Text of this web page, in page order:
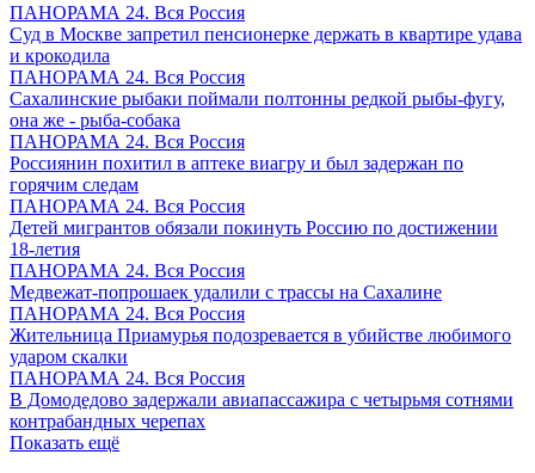
ПАНОРАМА 24. Вся Россия
Суд в Москве запретил пенсионерке держать в квартире удава
и крокодила
ПАНОРАМА 24. Вся Россия
Сахалинские рыбаки поймали полтонны редкой рыбы-фугу,
она же - рыба-собака
ПАНОРАМА 24. Вся Россия
Россиянин похитил в аптеке виагру и был задержан по
горячим следам
ПАНОРАМА 24. Вся Россия
Детей мигрантов обязали покинуть Россию по достижении
18-летия
ПАНОРАМА 24. Вся Россия
Медвежат-попрошаек удалили с трассы на Сахалине
ПАНОРАМА 24. Вся Россия
Жительница Приамурья подозревается в убийстве любимого
ударом скалки
ПАНОРАМА 24. Вся Россия
В Домодедово задержали авиапассажира с четырьмя сотнями
контрабандных черепах
Показать ещё